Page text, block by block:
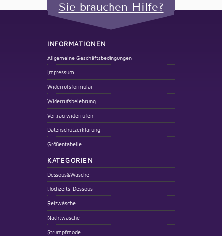
Sie brauchen Hilfe?
INFORMATIONEN
Allgemeine Geschäftsbedingungen
Impressum
Widerrufsformular
Widerrufsbelehrung
Vertrag widerrufen
Datenschutzerklärung
Größentabelle
KATEGORIEN
Dessous&Wäsche
Hochzeits-Dessous
Reizwäsche
Nachtwäsche
Strumpfmode